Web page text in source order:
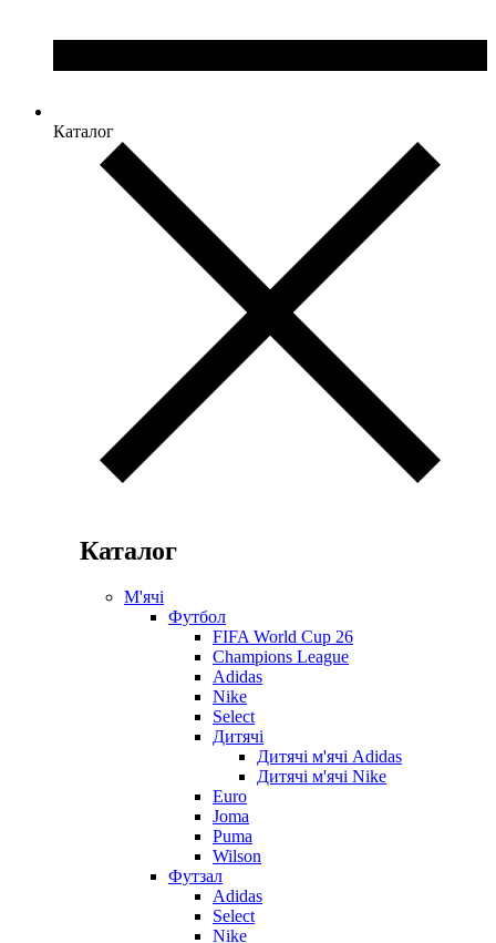
Каталог
Каталог
М'ячі
Футбол
FIFA World Cup 26
Champions League
Adidas
Nike
Select
Дитячі
Дитячі м'ячі Adidas
Дитячі м'ячі Nike
Euro
Joma
Puma
Wilson
Футзал
Adidas
Select
Nike